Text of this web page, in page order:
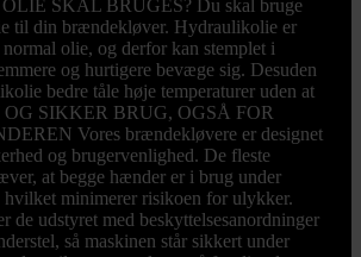
SKAL BRUGES? Du skal bruge
til din brændekløver. Hydraulikolie er
olie, og derfor kan stemplet i
og hurtigere bevæge sig. Desuden
bedre tåle høje temperaturer uden at
OG SIKKER BRUG, OGSÅ FOR
Vores brændekløvere er designet
og brugervenlighed. De fleste
at begge hænder er i brug under
minimerer risikoen for ulykker.
de udstyret med beskyttelsesanordninger
så maskinen står sikkert under